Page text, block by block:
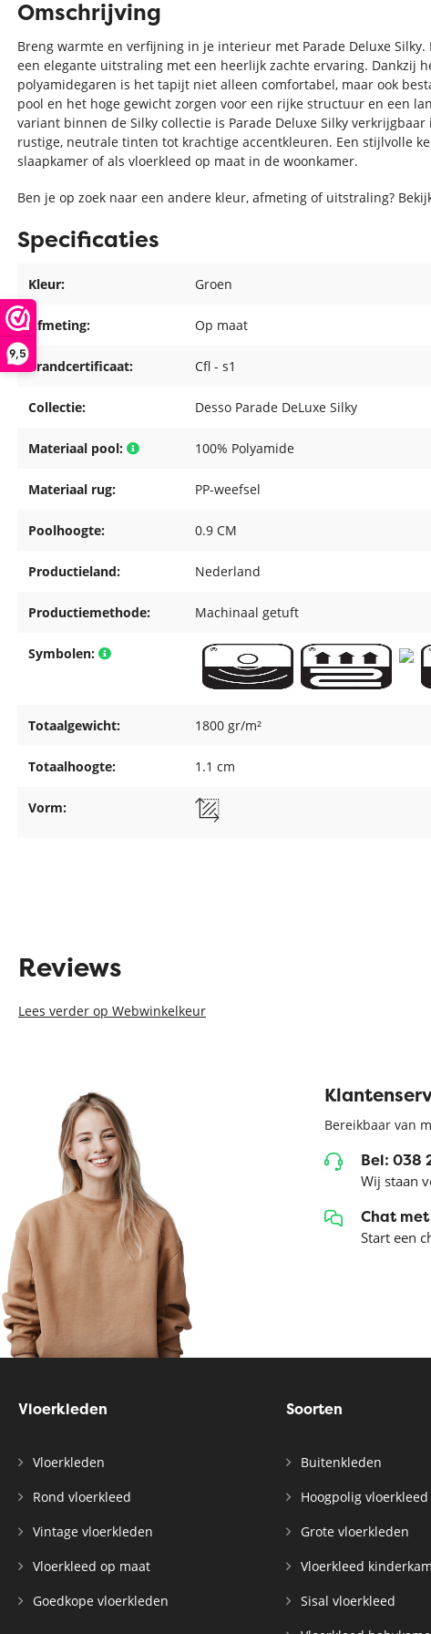
9,5
Omschrijving
Breng warmte en verfijning in je interieur met Parade Deluxe
een elegante uitstraling met een heerlijk zachte ervaring. Dankzij
polyamidegaren is het tapijt niet alleen comfortabel, maar ook
pool en het hoge gewicht zorgen voor een rijke structuur en een
variant binnen de Silky collectie is Parade Deluxe Silky
rustige, neutrale tinten tot krachtige accentkleuren. Een stijlvolle
slaapkamer of als vloerkleed op maat in de woonkamer.
Ben je op zoek naar een andere kleur, afmeting of uitstraling?
Specificaties
Kleur: Groen
Afmeting: Op maat
Brandcertificaat: Cfl - s1
Collectie: Desso Parade DeLuxe Silky
Materiaal pool: 100% Polyamide
Materiaal rug: PP-weefsel
Poolhoogte: 0.9 CM
Productieland: Nederland
Productiemethode: Machinaal getuft
Symbolen:
Totaalgewicht: 1800 gr/m²
Totaalhoogte: 1.1 cm
Vorm:
Reviews
Lees verder op Webwinkelkeur
Bereikbaar van
Bel: 038
Wij staan
Chat
Start een
Vloerkleden
Vloerkleden
Rond vloerkleed
Vintage vloerkleden
Vloerkleed op maat
Goedkope vloerkleden
Soorten
Buitenkleden
Hoogpolig vloerkleed
Grote vloerkleden
Vloerkleed
Sisal vloerkleed